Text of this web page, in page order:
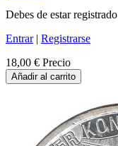
Debes de estar registrado
Entrar| Registrarse
18,00 € Precio
Añadir al carrito